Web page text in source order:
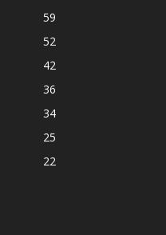
59
52
42
36
34
25
22